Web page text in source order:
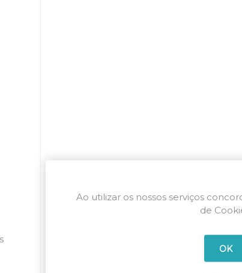
Ao utilizar os nossos serviços
de
OK